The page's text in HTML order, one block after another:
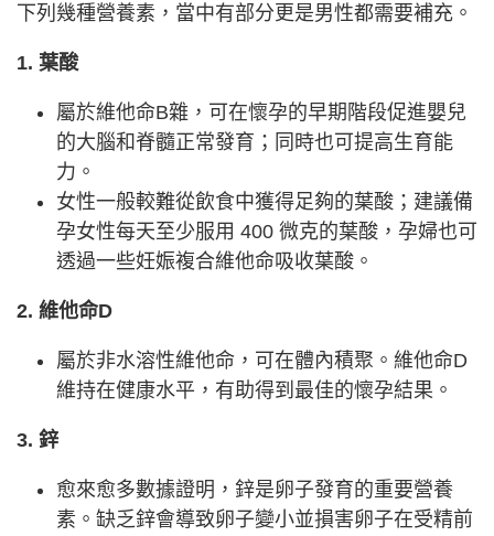
下列幾種營養素，當中有部分更是男性都需要補充。
1. 葉酸
屬於維他命B雜，可在懷孕的早期階段促進嬰兒
的大腦和脊髓正常發育；同時也可提高生育能
力。
女性一般較難從飲食中獲得足夠的葉酸；建議備
孕女性每天至少服用 400 微克的葉酸，孕婦也可
透過一些妊娠複合維他命吸收葉酸。
2. 維他命D
屬於非水溶性維他命，可在體內積聚。維他命D
維持在健康水平，有助得到最佳的懷孕結果。
3. 鋅
愈來愈多數據證明，鋅是卵子發育的重要營養
素。缺乏鋅會導致卵子變小並損害卵子在受精前